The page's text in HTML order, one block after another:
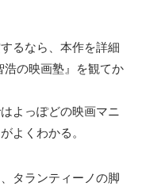
るなら、本作を詳細
の映画塾』を観てか
よっぽどの映画マニ
よくわかる。
タランティーノの脚